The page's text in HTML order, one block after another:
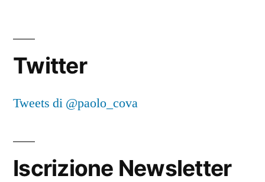
Twitter
Tweets di @paolo_cova
Iscrizione Newsletter